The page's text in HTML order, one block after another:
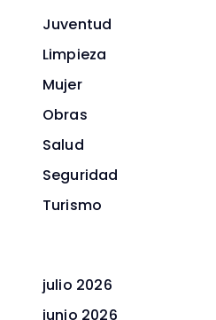
Juventud
Limpieza
Mujer
Obras
Salud
Seguridad
Turismo
julio 2026
junio 2026